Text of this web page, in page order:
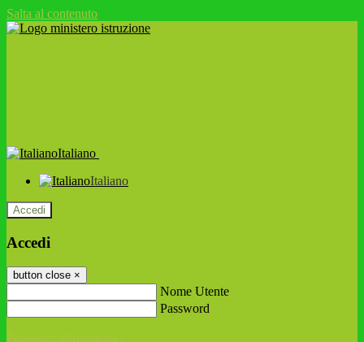
Salta al contenuto
Italiano
Italiano
Accedi
Accedi
button close ×
Nome Utente
Password